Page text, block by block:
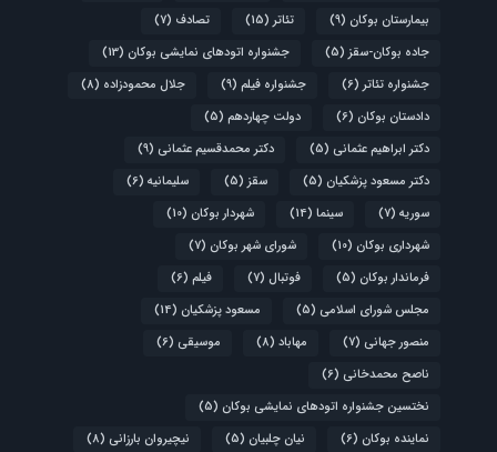
بیمارستان بوکان (9) تئاتر (15) تصادف (7)
جاده بوکان-سقز (5) جشنواره اتودهای نمایشی بوکان (13)
جشنواره تئاتر (6) جشنواره فیلم (9) جلال محمودزاده (8)
دادستان بوکان (6) دولت چهاردهم (5)
دکتر ابراهیم عثمانی (5) دکتر محمدقسیم عثمانی (9)
دکتر مسعود پزشکیان (5) سقز (5) سلیمانیه (6)
سوریه (7) سینما (14) شهردار بوکان (10)
شهرداری بوکان (10) شورای شهر بوکان (7)
فرماندار بوکان (5) فوتبال (7) فیلم (6)
مجلس شورای اسلامی (5) مسعود پزشکیان (14)
منصور جهانی (7) مهاباد (8) موسیقی (6)
ناصح محمدخانی (6)
نختسین جشنواره اتودهای نمایشی بوکان (5)
نماینده بوکان (6) نیان چلبیان (5) نیچیروان بارزانی (8)